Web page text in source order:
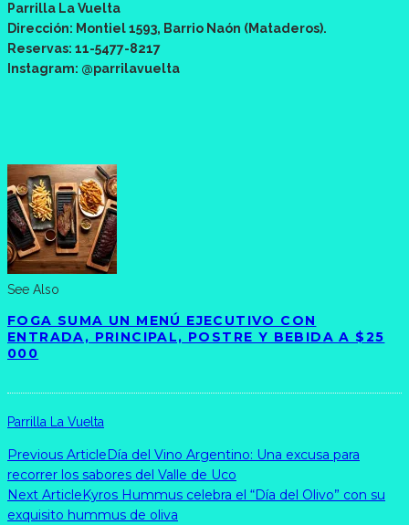
Parrilla La Vuelta
Dirección: Montiel 1593, Barrio Naón (Mataderos).
Reservas: 11-5477-8217
Instagram: @parrilavuelta
See Also
FOGA SUMA UN MENÚ EJECUTIVO CON
ENTRADA, PRINCIPAL, POSTRE Y BEBIDA A $25
000
Parrilla La Vuelta
Previous Article Día del Vino Argentino: Una excusa para
recorrer los sabores del Valle de Uco
Next Article Kyros Hummus celebra el “Día del Olivo” con su
exquisito hummus de oliva